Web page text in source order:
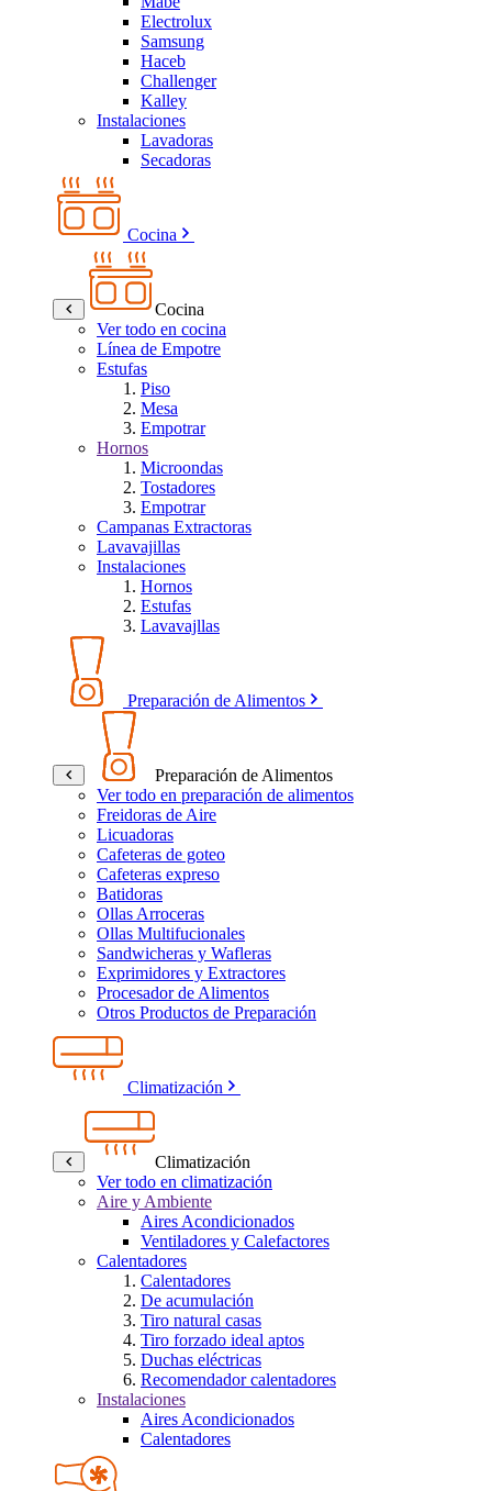
Electrolux
Samsung
Haceb
Challenger
Kalley
Instalaciones
Lavadoras
Secadoras
Cocina
Cocina
Ver todo en cocina
Línea de Empotre
Estufas
Piso
Mesa
Empotrar
Hornos
Microondas
Tostadores
Empotrar
Campanas Extractoras
Lavavajillas
Instalaciones
Hornos
Estufas
Lavavajllas
Preparación de Alimentos
Preparación de Alimentos
Ver todo en preparación de alimentos
Freidoras de Aire
Licuadoras
Cafeteras de goteo
Cafeteras expreso
Batidoras
Ollas Arroceras
Ollas Multifucionales
Sandwicheras y Wafleras
Exprimidores y Extractores
Procesador de Alimentos
Otros Productos de Preparación
Climatización
Climatización
Ver todo en climatización
Aire y Ambiente
Aires Acondicionados
Ventiladores y Calefactores
Calentadores
Calentadores
De acumulación
Tiro natural casas
Tiro forzado ideal aptos
Duchas eléctricas
Recomendador calentadores
Instalaciones
Aires Acondicionados
Calentadores